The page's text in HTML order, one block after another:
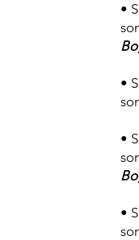
•
•
•
•